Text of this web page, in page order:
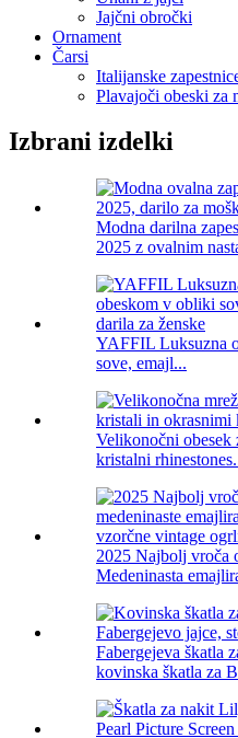
Jajčni obročki
Ornament
Čarsi
Italijanske
Plavajoči obeski za
Izbrani izdelki
Modna darilna
2025 z ovalnim
YAFFIL Luksuzna
sove, emajl...
Velikonočni obesek
kristalni
2025 Najbolj vroča
Medeninasta
Fabergejeva škatla
kovinska škatla za